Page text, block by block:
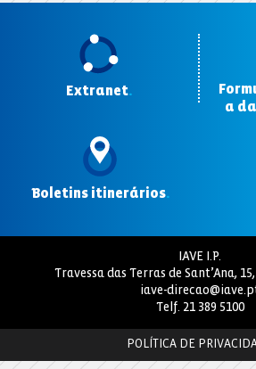
Extranet.
a
Boletins itinerários.
IAVE I.P.
Travessa das Terras de Sant’Ana,
iave-
Telf. 21 389 5100
POLÍTICA DE